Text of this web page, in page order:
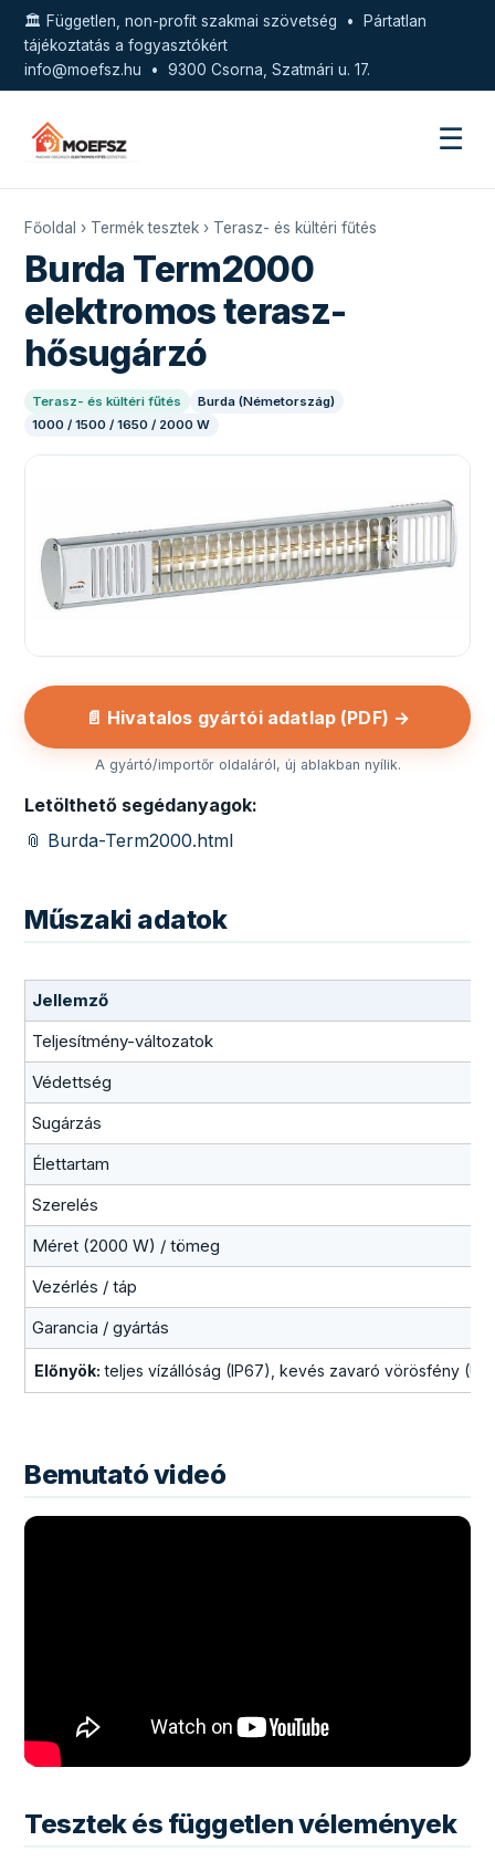
🏛️ Független, non-profit szakmai szövetség • Pártatlan
tájékoztatás a fogyasztókért
info@moefsz.hu • 9300 Csorna, Szatmári u. 17.
☰
Főoldal › Termék tesztek › Terasz- és kültéri fűtés
Burda Term2000
elektromos terasz-
hősugárzó
Terasz- és kültéri fűtés
Burda (Németország)
1000 / 1500 / 1650 / 2000 W
📄 Hivatalos gyártói adatlap (PDF) →
A gyártó/importőr oldaláról, új ablakban nyílik.
Letölthető segédanyagok:
📎 Burda-Term2000.html
Műszaki adatok
Jellemző
Teljesítmény-változatok
Védettség
Sugárzás
Élettartam
Szerelés
Méret (2000 W) / tömeg
Vezérlés / táp
Garancia / gyártás
Előnyök: teljes vízállóság (IP67), kevés zavaró vörösfény
Bemutató videó
Tesztek és független vélemények